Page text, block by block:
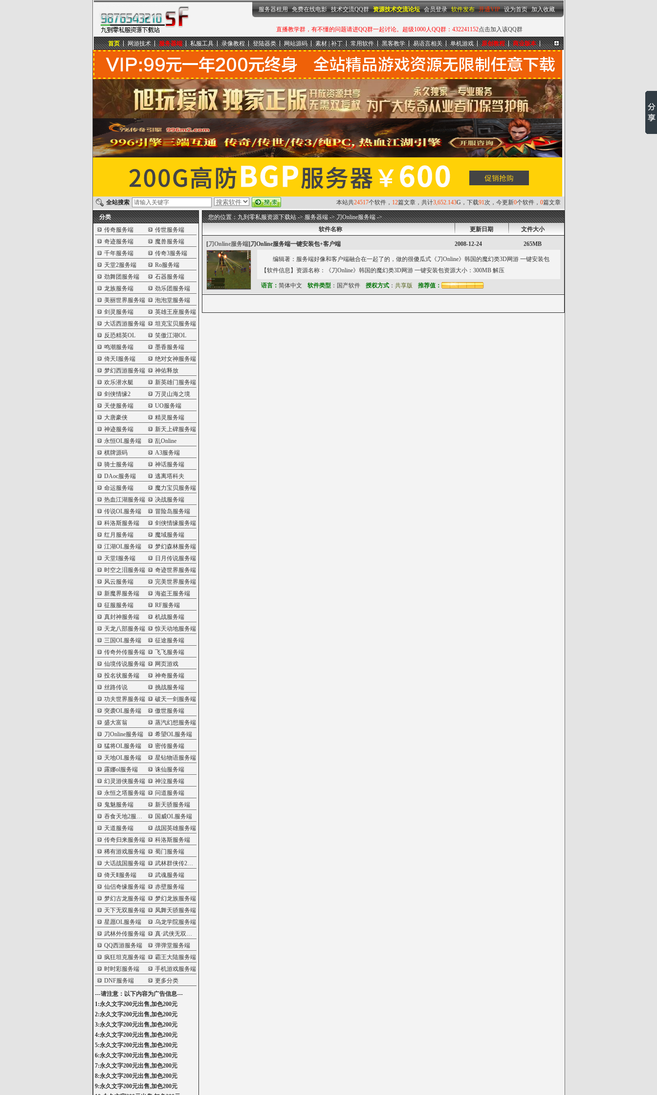
九到零私服资源下载站
设为首页|加入收藏
直播教学群，有不懂的问题请进QQ群一起讨论。超级1000人QQ群：432241152点击加入该QQ群
服务器租用 免费在线电影 技术交流QQ群 资源技术交流论坛 会员登录 软件发布 开通VIP 设为首页 加入收藏
更多...
首页 网游技术 服务器端 私服工具 录像教程 登陆器类 网站源码 素材 | 补丁 常用软件 黑客教学 易语言相关 单机游戏 原创教程 商业版本
本站共24517个软件， 12篇文章，共计3,652.143G，下载91次，今更新0个软件， 0篇文章
全站搜索
分类
传奇服务端
传世服务端
奇迹服务端
魔兽服务端
千年服务端
传奇3服务端
天堂2服务端
Ro服务端
劲舞团服务端
石器服务端
龙族服务端
劲乐团服务端
美丽世界服务端
泡泡堂服务端
剑灵服务端
英雄王座服务端
大话西游服务端
坦克宝贝服务端
反恐精英OL
笑傲江湖OL
鸣潮服务端
墨香服务端
倚天I服务端
绝对女神服务端
梦幻西游服务端
神佑释放
欢乐潜水艇
新英雄门服务端
剑侠情缘2
万灵山海之境
天使服务端
UO服务端
大唐豪侠
精灵服务端
神迹服务端
新天上碑服务端
永恒OL服务端
乱Online
棋牌源码
A3服务端
骑士服务端
神话服务端
DAoc服务端
逃离塔科夫
命运服务端
魔力宝贝服务端
热血江湖服务端
决战服务端
传说OL服务端
冒险岛服务端
科洛斯服务端
剑侠情缘服务端
红月服务端
魔域服务端
江湖OL服务端
梦幻森林服务端
天堂I服务端
日月传说服务端
时空之泪服务端
奇迹世界服务端
风云服务端
完美世界服务端
新魔界服务端
海盗王服务端
征服服务端
RF服务端
真封神服务端
机战服务端
天龙八部服务端
惊天动地服务端
三国OL服务端
征途服务端
传奇外传服务端
飞飞服务端
仙境传说服务端
网页游戏
投名状服务端
神奇服务端
丝路传说
挑战服务端
功夫世界服务端
破天一剑服务端
突袭OL服务端
傲世服务端
盛大富翁
蒸汽幻想服务端
刀Online服务端
希望OL服务端
猛将OL服务端
密传服务端
天地OL服务端
星钻物语服务端
露娜ol服务端
诛仙服务端
幻灵游侠服务端
神泣服务端
永恒之塔服务端
问道服务端
鬼魅服务端
新天骄服务端
吞食天地2服务端
国威OL服务端
天道服务端
战国英雄服务端
传奇归来服务端
科洛斯服务端
稀有游戏服务端
蜀门服务端
大话战国服务端
武林群侠传2服务端
倚天Ⅱ服务端
武魂服务端
仙侣奇缘服务端
赤壁服务端
梦幻古龙服务端
梦幻龙族服务端
天下无双服务端
凤舞天骄服务端
星愿OL服务端
乌龙学院服务端
武林外传服务端
真·武侠无双服务端
QQ西游服务端
弹弹堂服务端
疯狂坦克服务端
霸王大陆服务端
时时彩服务端
手机游戏服务端
DNF服务端
更多分类
---请注意：以下内容为广告信息---
1:永久文字200元出售,加色200元
2:永久文字200元出售,加色200元
3:永久文字200元出售,加色200元
4:永久文字200元出售,加色200元
5:永久文字200元出售,加色200元
6:永久文字200元出售,加色200元
7:永久文字200元出售,加色200元
8:永久文字200元出售,加色200元
9:永久文字200元出售,加色200元
您的位置：九到零私服资源下载站->服务器端->刀Online服务端->
软件名称
更新日期 文件大小
[刀Online服务端] 刀Online服务端一键安装包+客户端 2008-12-24 265MB
编辑著：服务端好像和客户端融合在一起了的，做的很傻瓜式《刀Online》韩国的魔幻类3D网游 一键安装包
【软件信息】资源名称：《刀Online》韩国的魔幻类3D网游 一键安装包资源大小：300MB 解压
语言： 简体中文 软件类型：国产软件 授权方式： 共享版 推荐值：